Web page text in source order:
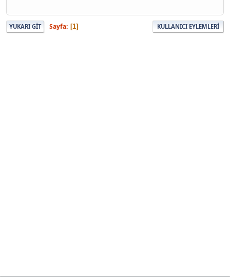
YUKARI GIT Sayfa 1 KULLANICI EYLEMLERI